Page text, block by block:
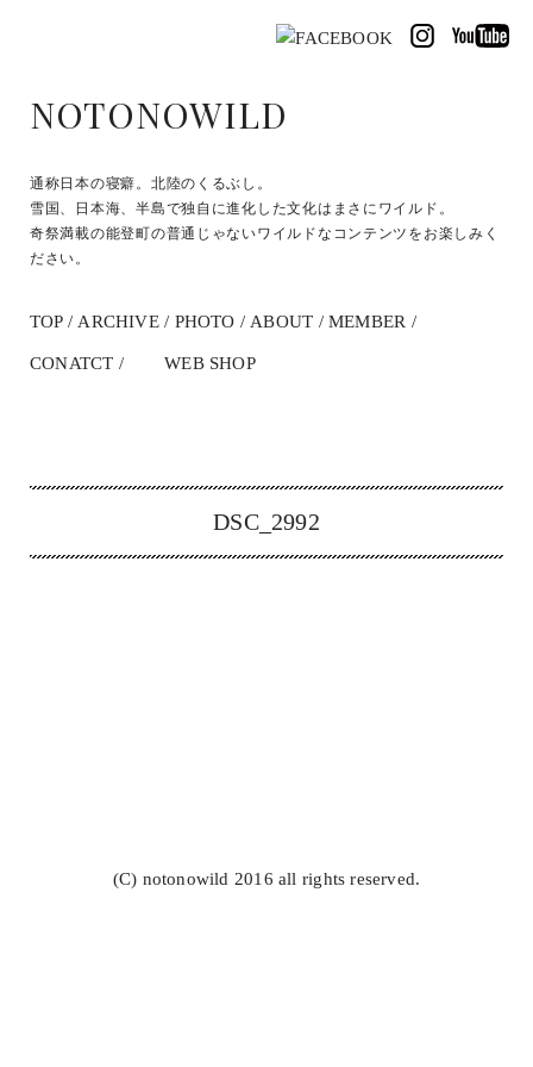
NOTONOWILD
通称日本の寝癖。北陸のくるぶし。
雪国、日本海、半島で独自に進化した文化はまさにワイルド。
奇祭満載の能登町の普通じゃないワイルドなコンテンツをお楽しみく
ださい。
TOP ARCHIVE PHOTO ABOUT MEMBER
CONATCT WEB SHOP
DSC_2992
(C) notonowild 2016 all rights reserved.